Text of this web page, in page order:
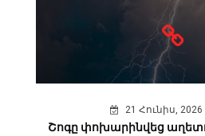
21 Հունիս, 2026
Շոգը փոխարինվեց